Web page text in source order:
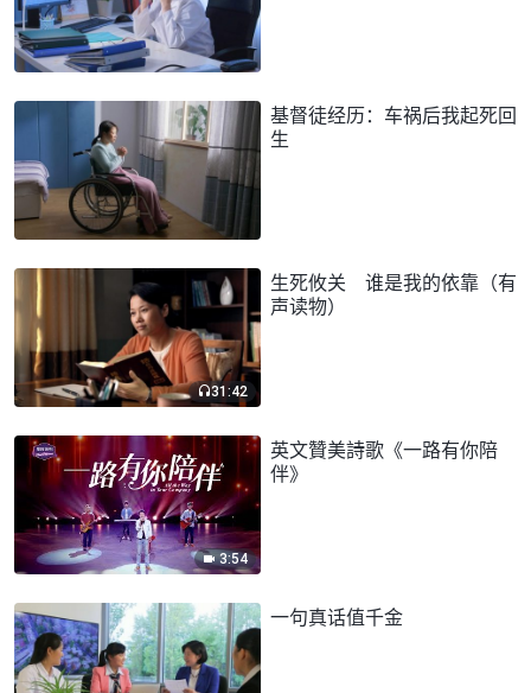
基督徒经历：车祸后我起死回
生
31:42
生死攸关 谁是我的依靠（有
声读物）
3:54
英文贊美詩歌《一路有你陪
伴》
一句真话值千金